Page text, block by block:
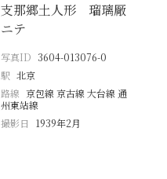
支那郷土人形 瑠璃厰
ニテ
写真ID 3604-013076-0
駅 北京
路線 京包線 京古線 大台線 通
州東站線
撮影日
1939年2月